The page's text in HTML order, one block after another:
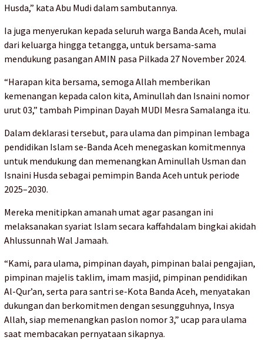
Husda,” kata Abu Mudi dalam sambutannya.
Ia juga menyerukan kepada seluruh warga Banda Aceh, mulai
dari keluarga hingga tetangga, untuk bersama-sama
mendukung pasangan AMIN pasa Pilkada 27 November 2024.
“Harapan kita bersama, semoga Allah memberikan
kemenangan kepada calon kita, Aminullah dan Isnaini nomor
urut 03,” tambah Pimpinan Dayah MUDI Mesra Samalanga itu.
Dalam deklarasi tersebut, para ulama dan pimpinan lembaga
pendidikan Islam se-Banda Aceh menegaskan komitmennya
untuk mendukung dan memenangkan Aminullah Usman dan
Isnaini Husda sebagai pemimpin Banda Aceh untuk periode
2025–2030.
Mereka menitipkan amanah umat agar pasangan ini
melaksanakan syariat Islam secara kaffahdalam bingkai akidah
Ahlussunnah Wal Jamaah.
“Kami, para ulama, pimpinan dayah, pimpinan balai pengajian,
pimpinan majelis taklim, imam masjid, pimpinan pendidikan
Al-Qur’an, serta para santri se-Kota Banda Aceh, menyatakan
dukungan dan berkomitmen dengan sesungguhnya, Insya
Allah, siap memenangkan paslon nomor 3,” ucap para ulama
saat membacakan pernyataan sikapnya.